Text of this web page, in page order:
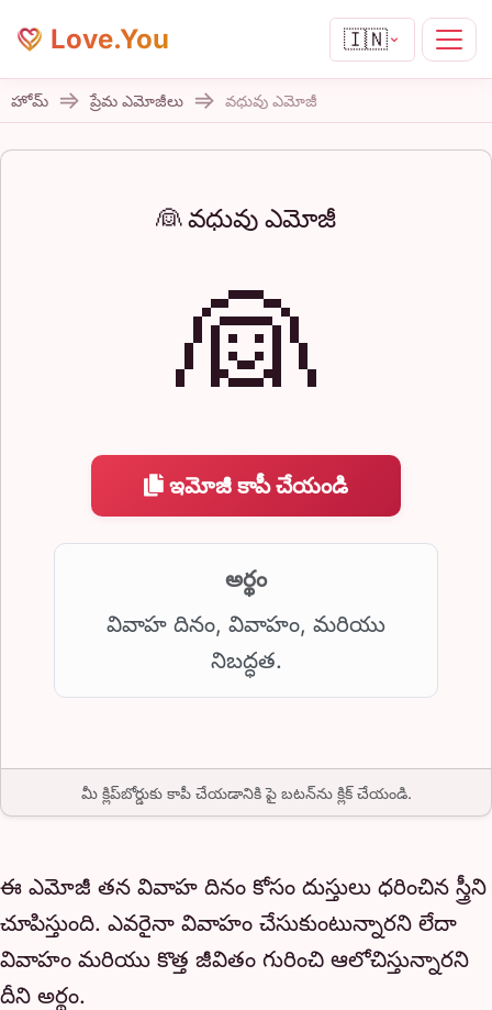
Love.You 🇮🇳
హోమ్ ప్రేమ ఎమోజీలు వధువు ఎమోజీ
👰 వధువు ఎమోజీ
👰
ఇమోజీ కాపీ చేయండి
అర్థం
వివాహ దినం, వివాహం, మరియు
నిబద్ధత.
మీ క్లిప్‌బోర్డుకు కాపీ చేయడానికి పై బటన్‌ను క్లిక్ చేయండి.
ఈ ఎమోజీ తన వివాహ దినం కోసం దుస్తులు ధరించిన స్త్రీని
చూపిస్తుంది. ఎవరైనా వివాహం చేసుకుంటున్నారని లేదా
వివాహం మరియు కొత్త జీవితం గురించి ఆలోచిస్తున్నారని
దీని అర్థం.